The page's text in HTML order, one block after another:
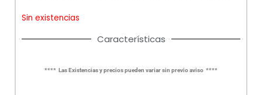
Sin existencias
Características
**** Las Existencias y precios pueden variar sin previo aviso ****